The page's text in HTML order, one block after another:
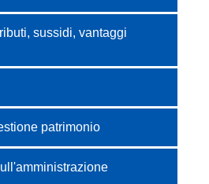
sussidi, vantaggi
patrimonio